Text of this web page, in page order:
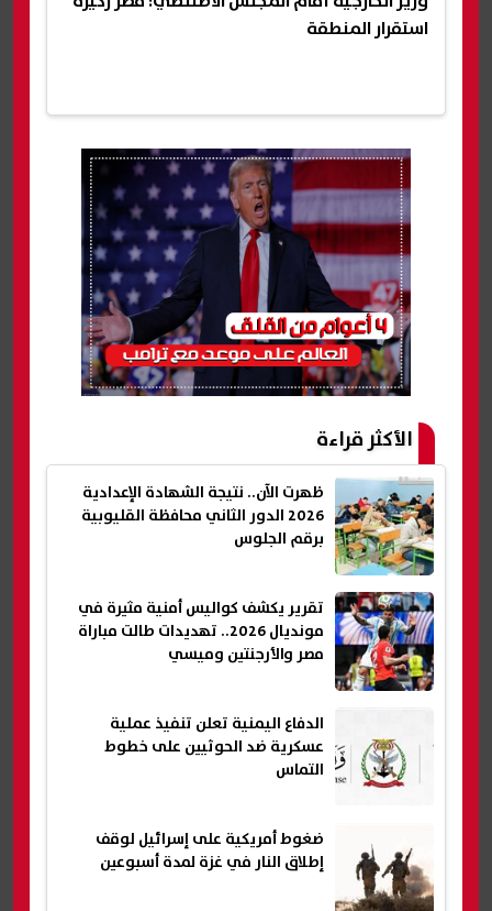
استقرار المنطقة
الأكثر قراءة
ظهرت الآن.. نتيجة الشهادة الإعدادية
2026 الدور الثاني محافظة القليوبية
برقم الجلوس
تقرير يكشف كواليس أمنية مثيرة في
مونديال 2026.. تهديدات طالت مباراة
مصر والأرجنتين وميسي
الدفاع اليمنية تعلن تنفيذ عملية
عسكرية ضد الحوثيين على خطوط
التماس
ضغوط أمريكية على إسرائيل لوقف
إطلاق النار في غزة لمدة أسبوعين